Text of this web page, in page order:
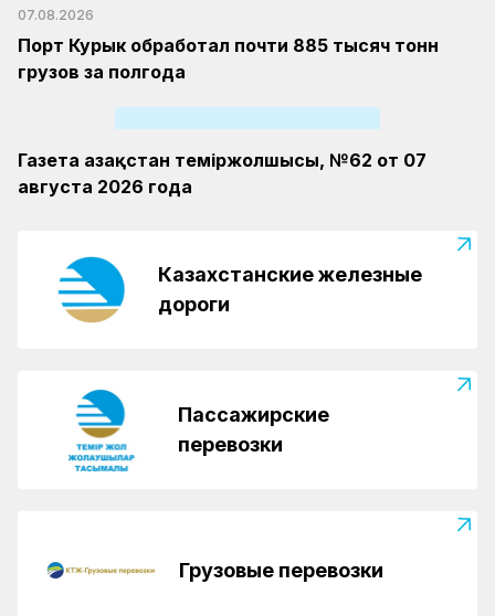
07.08.2026
Порт Курык обработал почти 885 тысяч тонн
грузов за полгода
Газета Қазақстан теміржолшысы, №62 от 07
августа 2026 года
Казахстанские железные
дороги
Пассажирские
перевозки
Грузовые перевозки